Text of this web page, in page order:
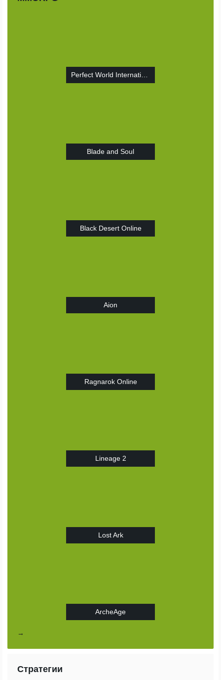
Blade and Soul
Black Desert Online
Aion
Ragnarok Online
Lineage 2
Lost Ark
ArcheAge
→
Стратегии